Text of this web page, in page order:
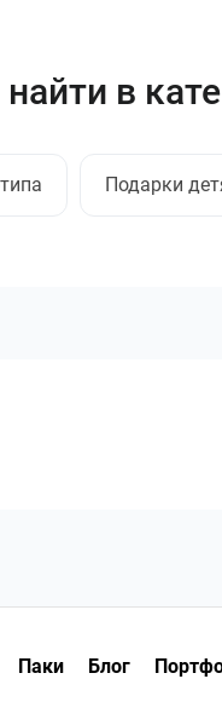
в
Подарки
Паки Блог